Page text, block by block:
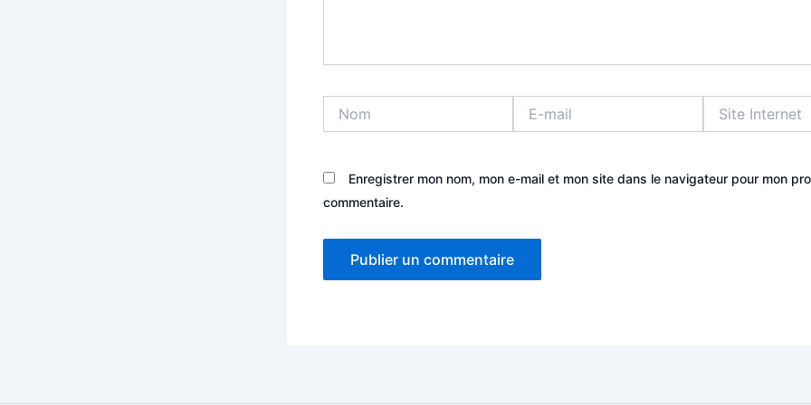
mail
Internet
Enregistrer mon nom, mon e-mail et mon site dans le navigateur pour mon
commentaire.